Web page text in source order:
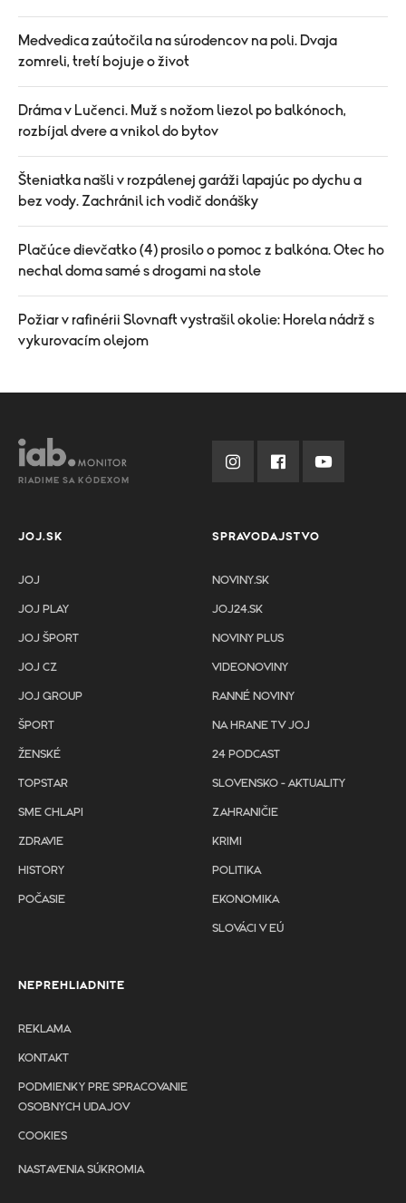
Medvedica zaútočila na súrodencov na poli. Dvaja
zomreli, tretí bojuje o život
Dráma v Lučenci. Muž s nožom liezol po balkónoch,
rozbíjal dvere a vnikol do bytov
Šteniatka našli v rozpálenej garáži lapajúc po dychu a
bez vody. Zachránil ich vodič donášky
Plačúce dievčatko (4) prosilo o pomoc z balkóna. Otec ho
nechal doma samé s drogami na stole
Požiar v rafinérii Slovnaft vystrašil okolie: Horela nádrž s
vykurovacím olejom
RIADIME SA KÓDEXOM
JOJ.SK
JOJ
JOJ PLAY
JOJ ŠPORT
JOJ CZ
JOJ GROUP
ŠPORT
ŽENSKÉ
TOPSTAR
SME CHLAPI
ZDRAVIE
HISTORY
POČASIE
SPRAVODAJSTVO
NOVINY.SK
JOJ24.SK
NOVINY PLUS
VIDEONOVINY
RANNÉ NOVINY
NA HRANE TV JOJ
24 PODCAST
SLOVENSKO - AKTUALITY
ZAHRANIČIE
KRIMI
POLITIKA
EKONOMIKA
SLOVÁCI V EÚ
NEPREHLIADNITE
REKLAMA
KONTAKT
PODMIENKY PRE SPRACOVANIE
OSOBNYCH UDAJOV
COOKIES
NASTAVENIA SÚKROMIA